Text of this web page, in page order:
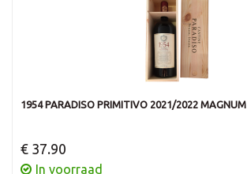
1954 PARADISO PRIMITIVO 2021/2022 MAGNUM
€ 37.90
In voorraad